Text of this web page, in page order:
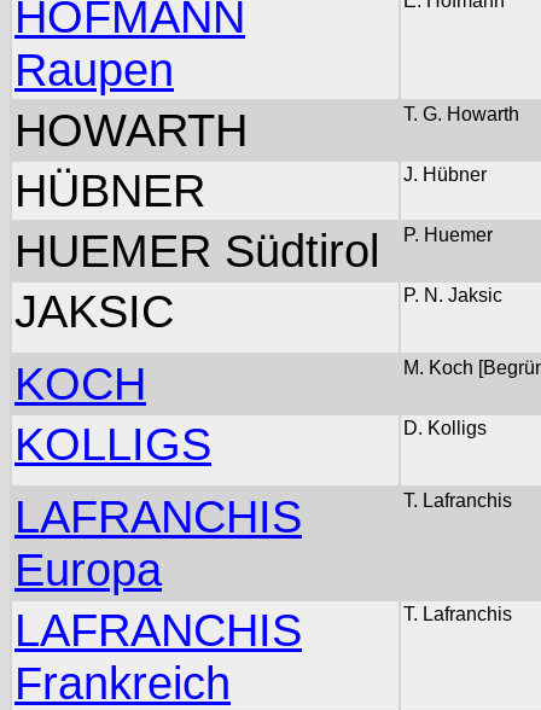
HOFMANN
Raupen
HOWARTH T. G. Howarth
HÜBNER J. Hübner
HUEMER Südtirol P. Huemer
JAKSIC P. N. Jaksic
KOCH M. Koch
KOLLIGS D. Kolligs
LAFRANCHIS
Europa
T. Lafranchis
LAFRANCHIS
Frankreich
T. Lafranchis